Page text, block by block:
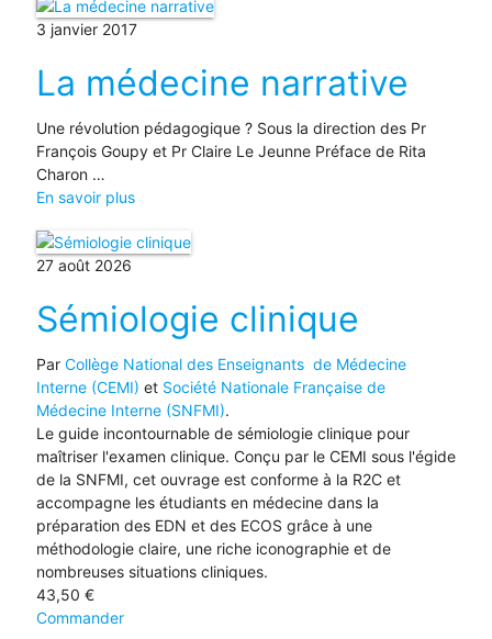
3 janvier 2017
La médecine narrative
Une révolution pédagogique ? Sous la direction des Pr
François Goupy et Pr Claire Le Jeunne Préface de Rita
Charon …
En savoir plus
27 août 2026
Sémiologie clinique
Par Collège National des Enseignants de Médecine
Interne (CEMI) et Société Nationale Française de
Médecine Interne (SNFMI).
Le guide incontournable de sémiologie clinique pour
maîtriser l'examen clinique. Conçu par le CEMI sous l'égide
de la SNFMI, cet ouvrage est conforme à la R2C et
accompagne les étudiants en médecine dans la
préparation des EDN et des ECOS grâce à une
méthodologie claire, une riche iconographie et de
nombreuses situations cliniques.
43,50 €
Commander